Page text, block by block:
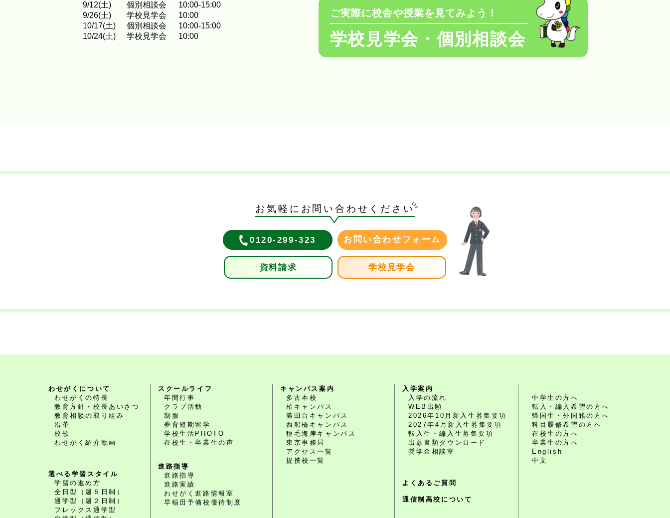
9/12(土) 個別相談会
10:00-15:00
9/26(土) 学校見学会
10:00
10/17(土) 個別相談会
10:00-15:00
10/24(土) 学校見学会 10:00
ご実際に校舎や授業を見てみよう！
学校見学会・個別相談会
お気軽にお問い合わせください
0120-299-323 お問い合わせフォーム
資料請求 学校見学会
わせがくについて
わせがくの特長
教育方針・校長あいさつ
教育相談の取り組み
沿革
校歌
わせがく紹介動画
選べる学習スタイル
学習の進め方
全日型（週５日制）
通学型（週２日制）
フレックス通学型
スクールライフ
年間行事
クラブ活動
制服
夢育短期留学
学校生活PHOTO
在校生・卒業生の声
進路指導
進路指導
進路実績
わせがく進路情報室
早稲田予備校優待制度
キャンパス案内
多古本校
柏キャンパス
勝田台キャンパス
西船橋キャンパス
稲毛海岸キャンパス
東京事務局
アクセス一覧
提携校一覧
入学案内
入学の流れ
WEB出願
2026年10月新入生募集要項
2027年4月新入生募集要項
転入生・編入生募集要項
出願書類ダウンロード
奨学金相談室
よくあるご質問
通信制高校について
中学生の方へ
転入・編入希望の方へ
帰国生・外国籍の方へ
科目履修希望の方へ
在校生の方へ
卒業生の方へ
English
中文